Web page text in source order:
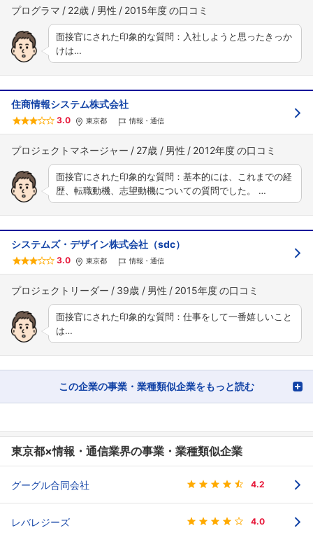
プログラマ 22歳 男性 2015年度
面接官にされた印象的な質問：入社しようと思ったきっか
けは…
住商情報システム株式会社
3.0 東京都 情報・通信
プロジェクトマネージャー 27歳 男性 2012年度
面接官にされた印象的な質問：基本的には、これまでの経
歴、転職動機、志望動機についての質問でした。 …
システムズ・デザイン株式会社（sdc）
3.0 東京都 情報・通信
プロジェクトリーダー 39歳 男性 2015年度
面接官にされた印象的な質問：仕事をして一番嬉しいこと
は…
この企業の事業・業種類似企業をもっと読む
東京都×情報・通信業界の事業・業種類似企業
グーグル合同会社 4.2
レバレジーズ 4.0